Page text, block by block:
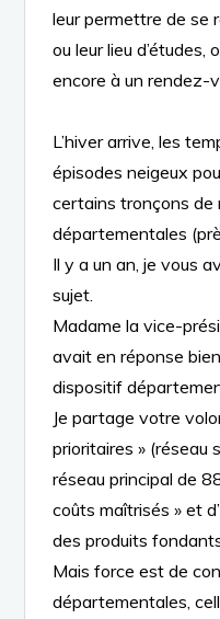
leur permettre de se
ou leur lieu d’études,
encore à un rendez-
L’hiver arrive, les
épisodes neigeux
certains tronçons de
départementales
Il y a un an, je vous
sujet.
Madame la vice-
avait en réponse
dispositif
Je partage votre
prioritaires » (réseau
réseau principal de
coûts maîtrisés » et
des produits
Mais force est de
départementales,